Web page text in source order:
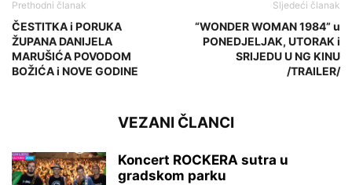
Prethodni članak
ČESTITKA i PORUKA
ŽUPANA DANIJELA
MARUŠIĆA POVODOM
BOŽIĆA i NOVE GODINE
Sljedeći članak
“WONDER WOMAN 1984” u
PONEDJELJAK, UTORAK i
SRIJEDU U NG KINU
/TRAILER/
VEZANI ČLANCI
Koncert ROCKERA sutra u
gradskom parku